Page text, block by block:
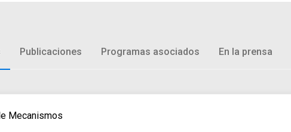
Publicaciones Programas asociados En la prensa
Mecanismos